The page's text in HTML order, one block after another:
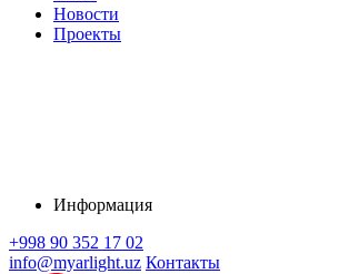
Новости
Проекты
Информация
+998 90 352 17 02
info@myarlight.uz Контакты